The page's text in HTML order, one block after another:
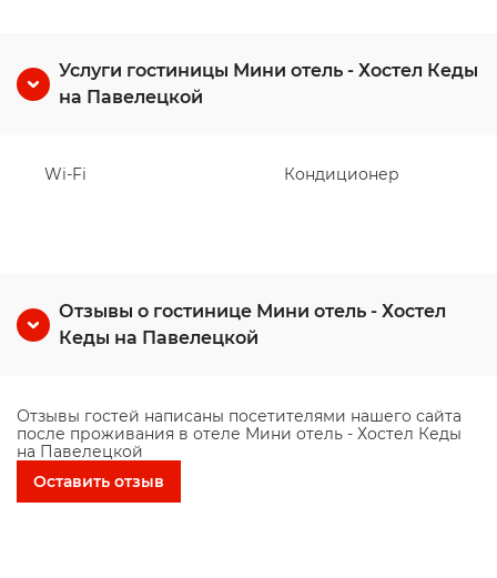
Услуги гостиницы Мини отель - Хостел Кеды
на Павелецкой
Wi-Fi Кондиционер
Отзывы о гостинице Мини отель - Хостел
Кеды на Павелецкой
Отзывы гостей написаны посетителями нашего сайта
после проживания в отеле Мини отель - Хостел Кеды
на Павелецкой
Оставить отзыв